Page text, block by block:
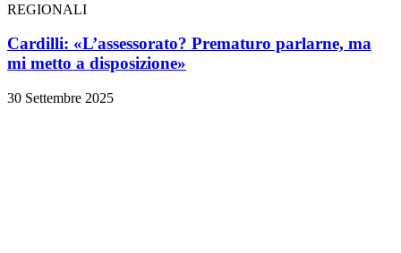
REGIONALI
Cardilli: «L’assessorato? Prematuro parlarne, ma
mi metto a disposizione»
30 Settembre 2025